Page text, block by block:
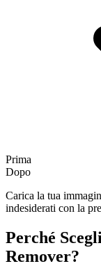
Prima
Dopo
Carica la tua
indesiderati con la
Perché
Remover?